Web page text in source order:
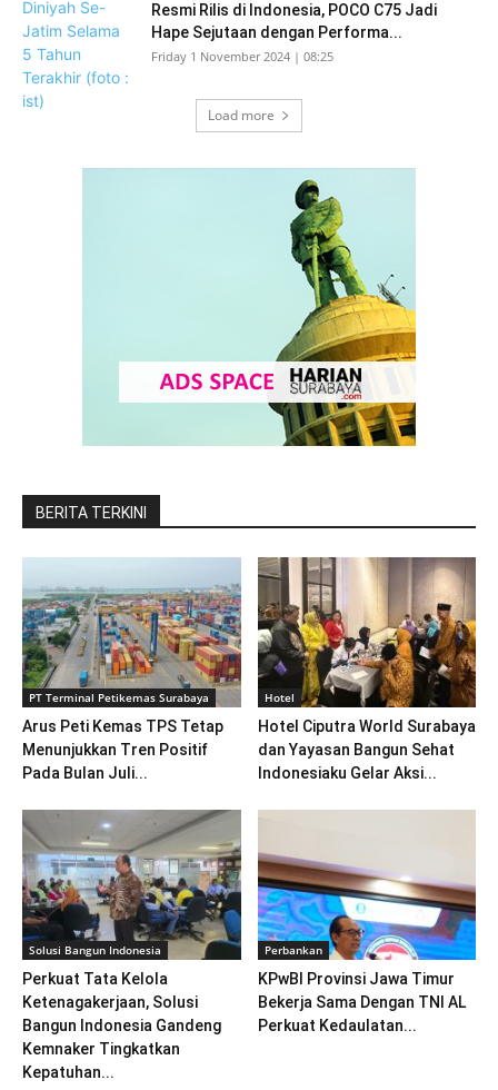
Resmi Rilis di Indonesia, POCO C75 Jadi
Hape Sejutaan dengan Performa...
Friday 1 November 2024 | 08:25
Load more
BERITA TERKINI
PT Terminal Petikemas Surabaya
Arus Peti Kemas TPS Tetap
Menunjukkan Tren Positif
Pada Bulan Juli...
Hotel
Hotel Ciputra World Surabaya
dan Yayasan Bangun Sehat
Indonesiaku Gelar Aksi...
Solusi Bangun Indonesia
Perkuat Tata Kelola
Ketenagakerjaan, Solusi
Bangun Indonesia Gandeng
Kemnaker Tingkatkan
Kepatuhan...
Perbankan
KPwBI Provinsi Jawa Timur
Bekerja Sama Dengan TNI AL
Perkuat Kedaulatan...